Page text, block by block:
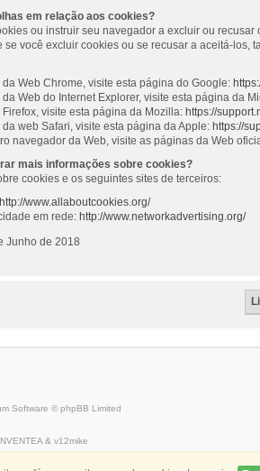
em relação aos cookies?
ou instruir seu navegador a excluir ou
se você excluir cookies ou se recusar a aceitá-
Web Chrome, visite esta página do Google:
Web do Internet Explorer, visite esta página da
visite esta página da Mozilla: https://
web Safari, visite esta página da Apple: https://
navegador da Web, visite as páginas da Web
mais informações sobre cookies?
cookies e os seguintes sites de terceiros:
http://www.allaboutcookies.org/
em rede: http://www.networkadvertising.org/
Junho de 2018
Software © phpBB Limited
& v12mike